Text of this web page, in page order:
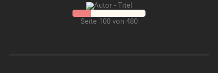
Seite 100 von 480